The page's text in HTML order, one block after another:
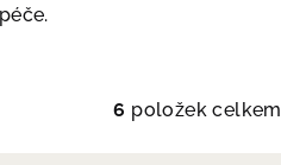
péče.
O
6 položek celkem